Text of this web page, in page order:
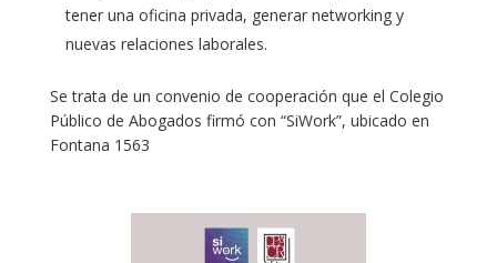
tener una oficina privada, generar networking y
nuevas relaciones laborales.
Se trata de un convenio de cooperación que el Colegio
Público de Abogados firmó con “SiWork”, ubicado en
Fontana 1563